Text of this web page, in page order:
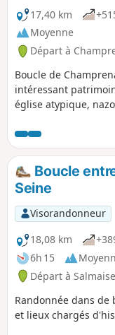
17,40 km
Moyenne
Départ à
Boucle de
intéressant
église atypique,
Barbe et le lavoir.
Boucle
Seine
Visorandonneur
18,08 km
6h 15
Départ à
Randonnée dans
et lieux chargés